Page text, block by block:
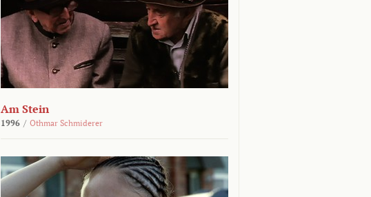
Am Stein
1996 / Othmar Schmiderer